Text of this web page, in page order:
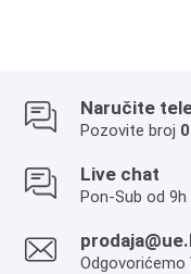
Naručite
Pozovite broj
Live chat
Pon-Sub od 9h
Odgovorićemo